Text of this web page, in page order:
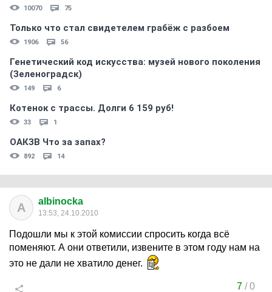
10070 75
Только что стал свидетелем грабёж с разбоем
1906 56
Генетический код искусства: музей нового поколения
(Зеленоградск)
149 6
Котенок с трассы. Долги 6 159 руб!
33 1
ОАКЗВ Что за запах?
892 14
A albinocka
13:53, 24.10.2010
Подошли мы к этой комиссии спросить когда всё
поменяют. А они ответили, извените в этом году нам на
это не дали не хватило денег.
7/0